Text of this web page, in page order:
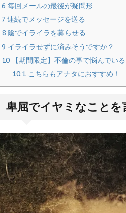
6 毎回メールの最後が疑問形
7 連続でメッセージを送る
8 陰でイライラを募らせる
9 イライラせずに済みそうですか？
10 【期間限定】不倫の事で悩んでい
10.1 こちらもアナタにおすすめ！
卑屈でイヤミなことを